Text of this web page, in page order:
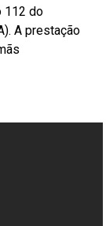
112 do
A prestação